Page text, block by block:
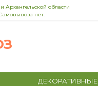
Архангельской области
нет.
ДЕКОРАТИВНЫЕ